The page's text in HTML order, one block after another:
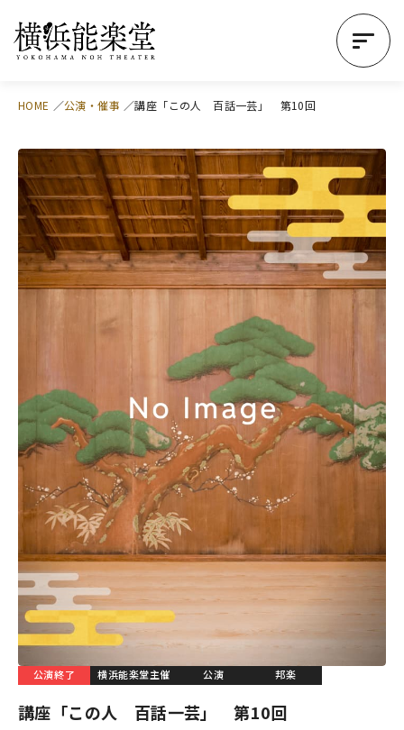
HOME 公演・催事 講座「この人 百話一芸」 第10回
公演終了 横浜能楽堂主催 公演 邦楽
講座「この人 百話一芸」 第10回